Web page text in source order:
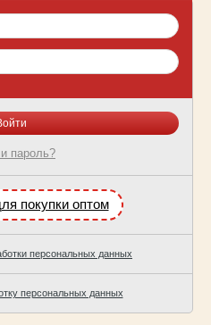
пароль?
покупки оптом
персональных данных
персональных данных